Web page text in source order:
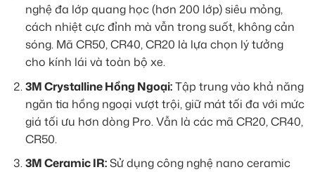
nghệ đa lớp quang học (hơn 200 lớp) siêu mỏng,
cách nhiệt cực đỉnh mà vẫn trong suốt, không cản
sóng. Mã CR50, CR40, CR20 là lựa chọn lý tưởng
cho kính lái và toàn bộ xe.
3M Crystalline Hồng Ngoại:Tập trung vào khả năng
ngăn tia hồng ngoại vượt trội, giữ mát tối đa với mức
giá tối ưu hơn dòng Pro. Vẫn là các mã CR20, CR40,
CR50.
3M Ceramic IR:Sử dụng công nghệ nano ceramic